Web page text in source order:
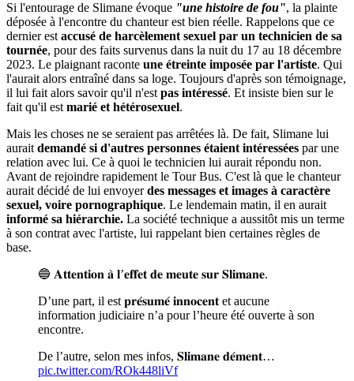
Si l'entourage de Slimane évoque "une histoire de fou", la plainte
déposée à l'encontre du chanteur est bien réelle. Rappelons que ce
dernier estaccusé de harcèlement sexuel par un technicien de sa
tournée, pour des faits survenus dans la nuit du 17 au 18 décembre
2023. Le plaignant raconte une étreinte imposée par l'artiste. Qui
l'aurait alors entraîné dans sa loge. Toujours d'après son témoignage,
il lui fait alors savoir qu'il n'estpas intéressé. Et insiste bien sur le
fait qu'il estmarié et hétérosexuel.
Mais les choses ne se seraient pas arrêtées là. De fait, Slimane lui
auraitdemandé si d'autres personnes étaient intéressées par une
relation avec lui. Ce à quoi le technicien lui aurait répondu non.
Avant de rejoindre rapidement le Tour Bus. C'est là que le chanteur
aurait décidé de lui envoyerdes messages et images à caractère
sexuel, voire pornographique. Le lendemain matin, il en aurait
informé sa hiérarchie. La société technique a aussitôt mis un terme
à son contrat avec l'artiste, lui rappelant bien certaines règles de
base.
🔵 𝐀𝐭𝐭𝐞𝐧𝐭𝐢𝐨𝐧 𝐚̀ 𝐥’𝐞𝐟𝐟𝐞𝐭 𝐝𝐞 𝐦𝐞𝐮𝐭𝐞 𝐬𝐮𝐫 𝐒𝐥𝐢𝐦𝐚𝐧𝐞.
D’une part, il est 𝐩𝐫𝐞́𝐬𝐮𝐦𝐞́ 𝐢𝐧𝐧𝐨𝐜𝐞𝐧𝐭 et aucune
information judiciaire n’a pour l’heure été ouverte à son
encontre.
De l’autre, selon mes infos, 𝐒𝐥𝐢𝐦𝐚𝐧𝐞 𝐝𝐞́𝐦𝐞𝐧𝐭…
pic.twitter.com/ROk448liVf